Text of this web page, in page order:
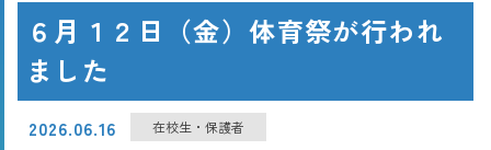
６月１２日（金）体育祭が行われ
ました
2026.06.16 在校生・保護者